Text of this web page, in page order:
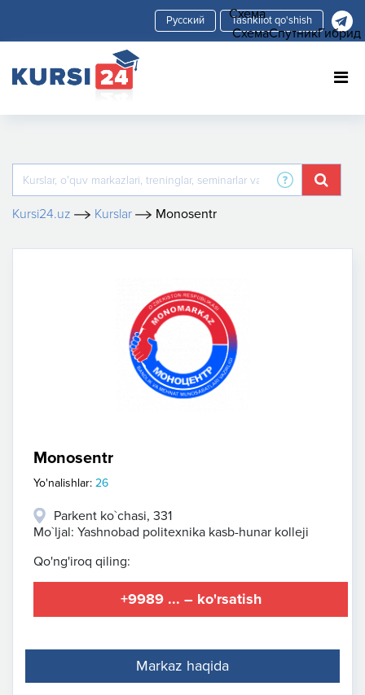
Tashkilot qo'shish
Kursi24.uz Kurslar Monosentr
Monosentr
Yo'nalishlar: 26
Parkent ko`chasi, 331
Mo`ljal: Yashnobad politexnika kasb-hunar kolleji
Qo'ng'iroq qiling:
+9989 ... – ko'rsatish
Markaz haqida
Схема
СхемаСпутникГибрид